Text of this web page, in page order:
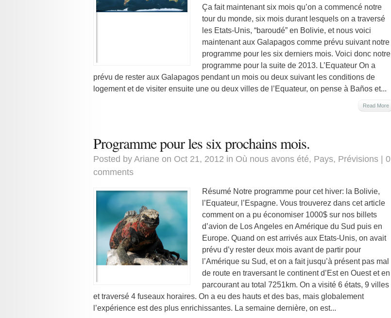
Ça fait maintenant six mois qu’on a commencé notre
tour du monde, six mois durant lesquels on a traversé
les Etats-Unis, “baroudé” en Bolivie, et nous voici
maintenant aux Galapagos comme prévu suivant notre
programme pour les six derniers mois. Voici donc notre
programme pour la suite de 2013. L’Equateur On a
prévu de rester aux Galapagos pendant un mois ou deux suivant les conditions de
logement et de visiter ensuite une ou deux villes de l’Equateur, on pense à Baños et...
Read More
Programme pour les six prochains mois.
Posted by Ariane on Oct 21, 2012 in Où nous avons été, Pays, Prévisions
0
comments
Résumé Notre programme pour cet hiver: la Bolivie,
l’Equateur, l’Espagne. Vous trouverez dans cet article
comment on a pu économiser 1000$ sur nos billets
d’avion de Los Angeles en Amérique du Sud puis en
Europe. Quand on est arrivés aux Etats-Unis, on avait
prévu d’y rester deux mois avant de partir pour
l’Amérique su Sud, et on a fait jusqu’à présent pas mal
de route en traversant le continent d’Est en Ouest et en
parcourant au total 7251km. On a visité 6 états, 9 villes
et traversé 4 fuseaux horaires. On a eu des hauts et des bas, mais globalement
l’expérience est des plus enrichissantes. La semaine dernière, on est...